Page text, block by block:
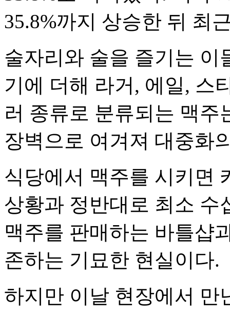
35.8%까지 상승한 뒤 최
술자리와 술을 즐기는 이
기에 더해 라거, 에일, 스
러 종류로 분류되는 맥주
장벽으로 여겨져 대중화
식당에서 맥주를 시키면
상황과 정반대로 최소 수
맥주를 판매하는 바틀샵
존하는 기묘한 현실이다.
하지만 이날 현장에서 만